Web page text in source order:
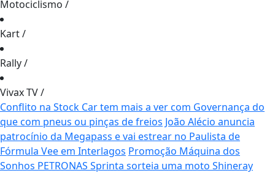
Motociclismo /
Kart/
Rally/
Vivax TV/
Conflito na Stock Car tem mais a ver com Governança do
que com pneus ou pinças de freios João Alécio anuncia
patrocínio da Megapass e vai estrear no Paulista de
Fórmula Vee em Interlagos Promoção Máquina dos
Sonhos PETRONAS Sprinta sorteia uma moto Shineray